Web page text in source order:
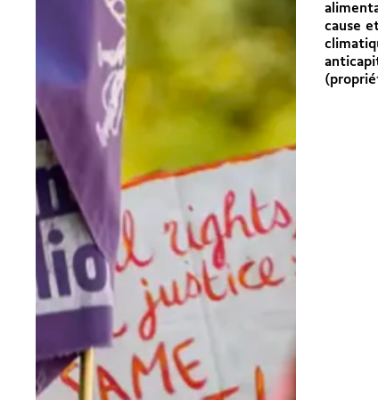
cause